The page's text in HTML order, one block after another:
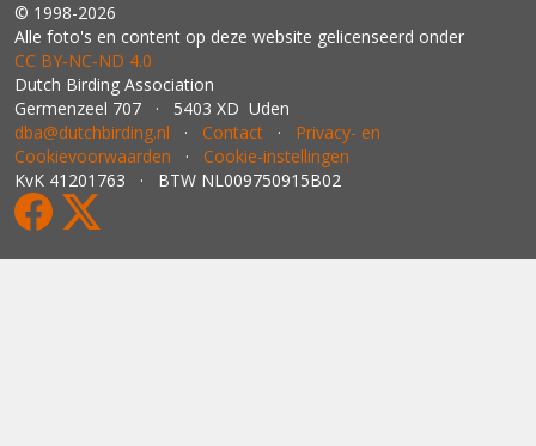
© 1998-2026
Alle foto's en content op deze website gelicenseerd onder
CC BY‑NC‑ND 4.0
Dutch Birding Association
Germenzeel 707 · 5403 XD Uden
dba@dutchbirding.nl · Contact · Privacy- en
Cookievoorwaarden · Cookie-instellingen
KvK 41201763 · BTW NL009750915B02